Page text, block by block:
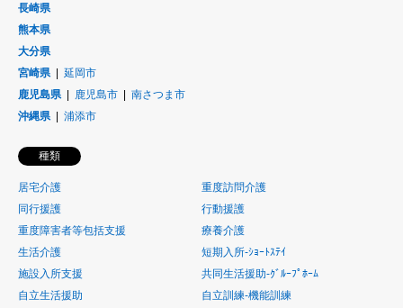
長崎県
熊本県
大分県
宮崎県
延岡市
鹿児島県
鹿児島市
南さつま市
沖縄県
浦添市
種類
居宅介護
重度訪問介護
同行援護
行動援護
重度障害者等包括支援
療養介護
生活介護
短期入所-ｼｮｰﾄｽﾃｲ
施設入所支援
共同生活援助-ｸﾞﾙｰﾌﾟﾎｰﾑ
自立生活援助
自立訓練-機能訓練